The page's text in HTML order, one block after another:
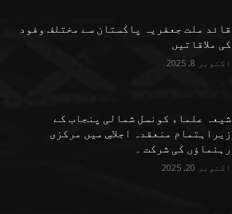
قائد ملت جعفریہ پاکستان سے مختلف وفود
کی ملاقاتیں
اکتوبر 8, 2025
شیعہ علماء کونسل شمالی پنجاب کے
زیراہتمام منعقدہ اجلاسِ میں مرکزی
رہنماؤں کی شرکت ۔
اکتوبر 20, 2025